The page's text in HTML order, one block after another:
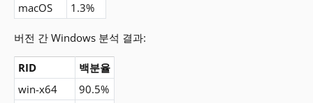
macOS
1.3%
버전 간 Windows 분석 결과:
RID
백분율
win-x64
90.5%